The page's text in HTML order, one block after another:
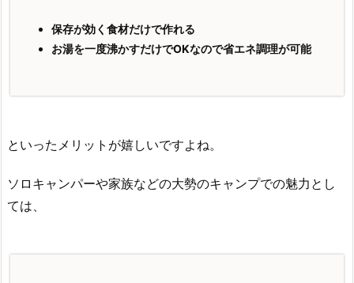
保存が効く食材だけで作れる
お湯を一度沸かすだけでOKなので省エネ調理が可能
といったメリットが嬉しいですよね。
ソロキャンパーや家族などの大勢のキャンプでの魅力とし
ては、